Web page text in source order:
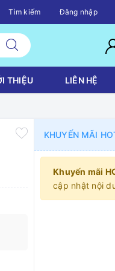
Tìm kiếm Đăng nhập
THIỆU LIÊN HỆ
KHUYẾN MÃI
Khuyến mãi
cập nhật nội